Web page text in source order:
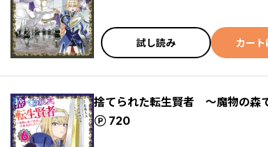
試し読み カート
捨てられた転生賢者 ～魔物の森
720
ポイント